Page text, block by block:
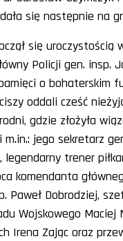
się następnie na
się uroczystością
Policji gen. insp.
o bohaterskim
oddali cześć
gdzie złożyła
jego sekretarz
legendarny trener
komendanta
Paweł Dobrodziej,
Wojskowego
Irena Zając oraz